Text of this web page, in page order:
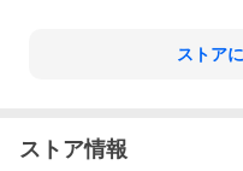
ストア
ストア情報